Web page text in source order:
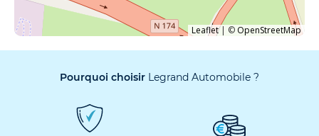
Leaflet | © OpenStreetMap
Pourquoi choisir Legrand Automobile ?